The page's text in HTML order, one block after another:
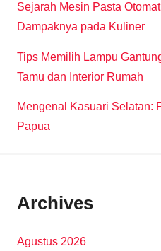
Sejarah Mesin Pasta
Dampaknya pada Kuliner
Tips Memilih Lampu
Tamu dan Interior Rumah
Mengenal Kasuari Selatan:
Papua
Archives
Agustus 2026